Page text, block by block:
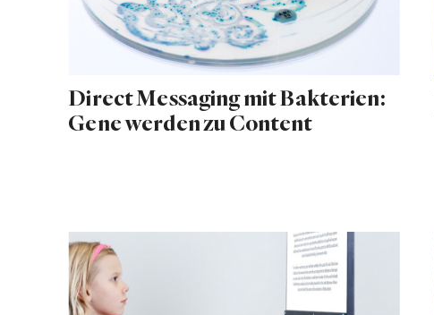
Direct Messaging mit Bakterien:
Gene werden zu Content